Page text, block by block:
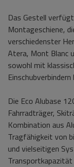
Das Gestell
Montageschiene,
verschiedenster
Atera, Mont Blanc
sowohl mit
Die Eco Alubase
Fahrradträger,
Kombination aus
Tragfähigkeit von
und vielseitigen